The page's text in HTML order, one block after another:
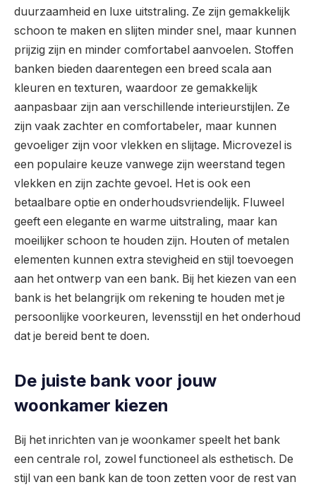
duurzaamheid en luxe uitstraling. Ze zijn gemakkelijk
schoon te maken en slijten minder snel, maar kunnen
prijzig zijn en minder comfortabel aanvoelen. Stoffen
banken bieden daarentegen een breed scala aan
kleuren en texturen, waardoor ze gemakkelijk
aanpasbaar zijn aan verschillende interieurstijlen. Ze
zijn vaak zachter en comfortabeler, maar kunnen
gevoeliger zijn voor vlekken en slijtage. Microvezel is
een populaire keuze vanwege zijn weerstand tegen
vlekken en zijn zachte gevoel. Het is ook een
betaalbare optie en onderhoudsvriendelijk. Fluweel
geeft een elegante en warme uitstraling, maar kan
moeilijker schoon te houden zijn. Houten of metalen
elementen kunnen extra stevigheid en stijl toevoegen
aan het ontwerp van een bank. Bij het kiezen van een
bank is het belangrijk om rekening te houden met je
persoonlijke voorkeuren, levensstijl en het onderhoud
dat je bereid bent te doen.
De juiste bank voor jouw
woonkamer kiezen
Bij het inrichten van je woonkamer speelt het bank
een centrale rol, zowel functioneel als esthetisch. De
stijl van een bank kan de toon zetten voor de rest van